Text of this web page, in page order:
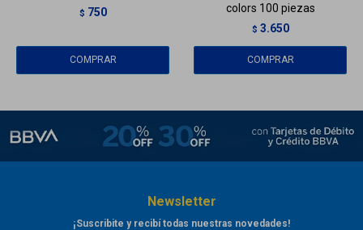
$ 750
colors 100 piezas
$ 3.650
Newsletter
¡Suscribite y recibí todas nuestras novedades!